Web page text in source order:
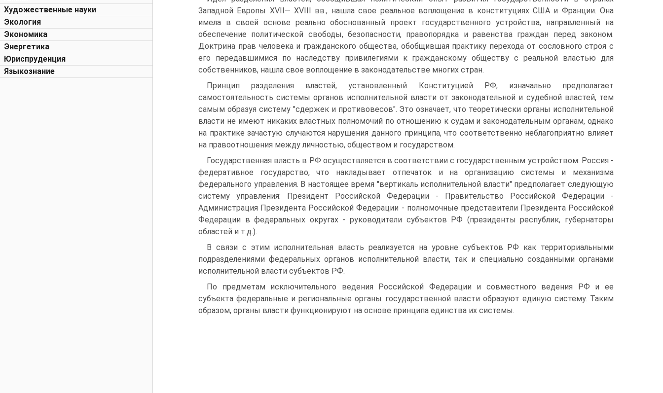
Художественные науки
Экология
Экономика
Энергетика
Юриспруденция
Языкознание
Западной Европы XVII— XVIII вв., нашла свое реальное воплощение в конституциях США и Франции. Она
имела в своей основе реально обоснованный проект государственного устройства, направленный на
обеспечение политической свободы, безопасности, правопорядка и равенства граждан перед законом.
Доктрина прав человека и гражданского общества, обобщившая практику перехода от сословного строя с
его передавшимися по наследству привилегиями к гражданскому обществу с реальной властью для
собственников, нашла свое воплощение в законодательстве многих стран.
Принцип разделения властей, установленный Конституцией РФ, изначально предполагает
самостоятельность системы органов исполнительной власти от законодательной и судебной властей, тем
самым образуя систему "сдержек и противовесов". Это означает, что теоретически органы исполнительной
власти не имеют никаких властных полномочий по отношению к судам и законодательным органам, однако
на практике зачастую случаются нарушения данного принципа, что соответственно неблагоприятно влияет
на правоотношения между личностью, обществом и государством.
Государственная власть в РФ осуществляется в соответствии с государственным устройством: Россия -
федеративное государство, что накладывает отпечаток и на организацию системы и механизма
федерального управления. В настоящее время "вертикаль исполнительной власти" предполагает следующую
систему управления: Президент Российской Федерации - Правительство Российской Федерации -
Администрация Президента Российской Федерации - полномочные представители Президента Российской
Федерации в федеральных округах - руководители субъектов РФ (президенты республик, губернаторы
областей и т.д.).
В связи с этим исполнительная власть реализуется на уровне субъектов РФ как территориальными
подразделениями федеральных органов исполнительной власти, так и специально созданными органами
исполнительной власти субъектов РФ.
По предметам исключительного ведения Российской Федерации и совместного ведения РФ и ее
субъекта федеральные и региональные органы государственной власти образуют единую систему. Таким
образом, органы власти функционируют на основе принципа единства их системы.